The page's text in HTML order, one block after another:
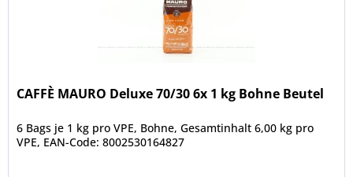
CAFFÈ MAURO Deluxe 70/30 6x 1 kg Bohne Beutel
6 Bags je 1 kg pro VPE, Bohne, Gesamtinhalt 6,00 kg pro
VPE, EAN-Code: 8002530164827